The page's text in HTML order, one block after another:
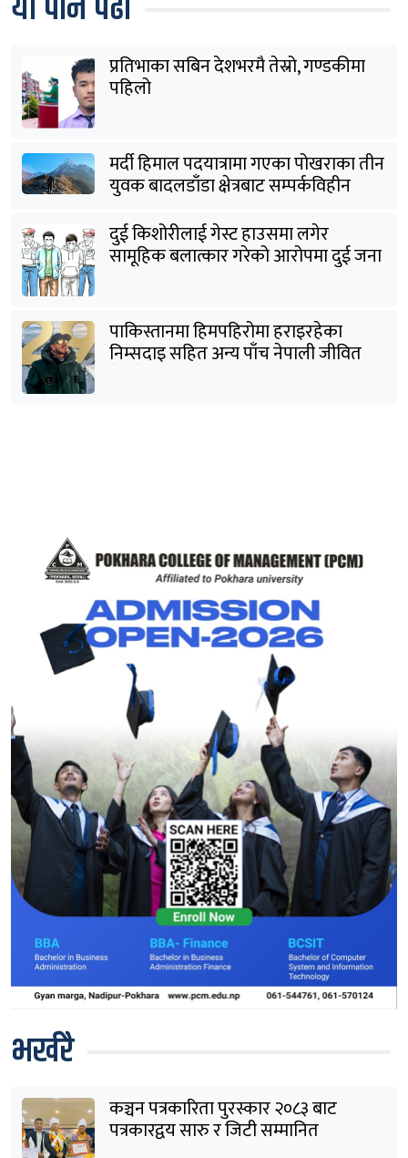
प्रतिभाका सबिन देशभरमै तेस्रो, गण्डकीमा
पहिलो
मर्दी हिमाल पदयात्रामा गएका पोखराका तीन
युवक बादलडाँडा क्षेत्रबाट सम्पर्कविहीन
दुई किशोरीलाई गेस्ट हाउसमा लगेर
सामूहिक बलात्कार गरेको आरोपमा दुई जना
पाकिस्तानमा हिमपहिरोमा हराइरहेका
निम्सदाइ सहित अन्य पाँच नेपाली जीवित
भर्खरै
कञ्चन पत्रकारिता पुरस्कार २०८३ बाट
पत्रकारद्वय सारु र जिटी सम्मानित